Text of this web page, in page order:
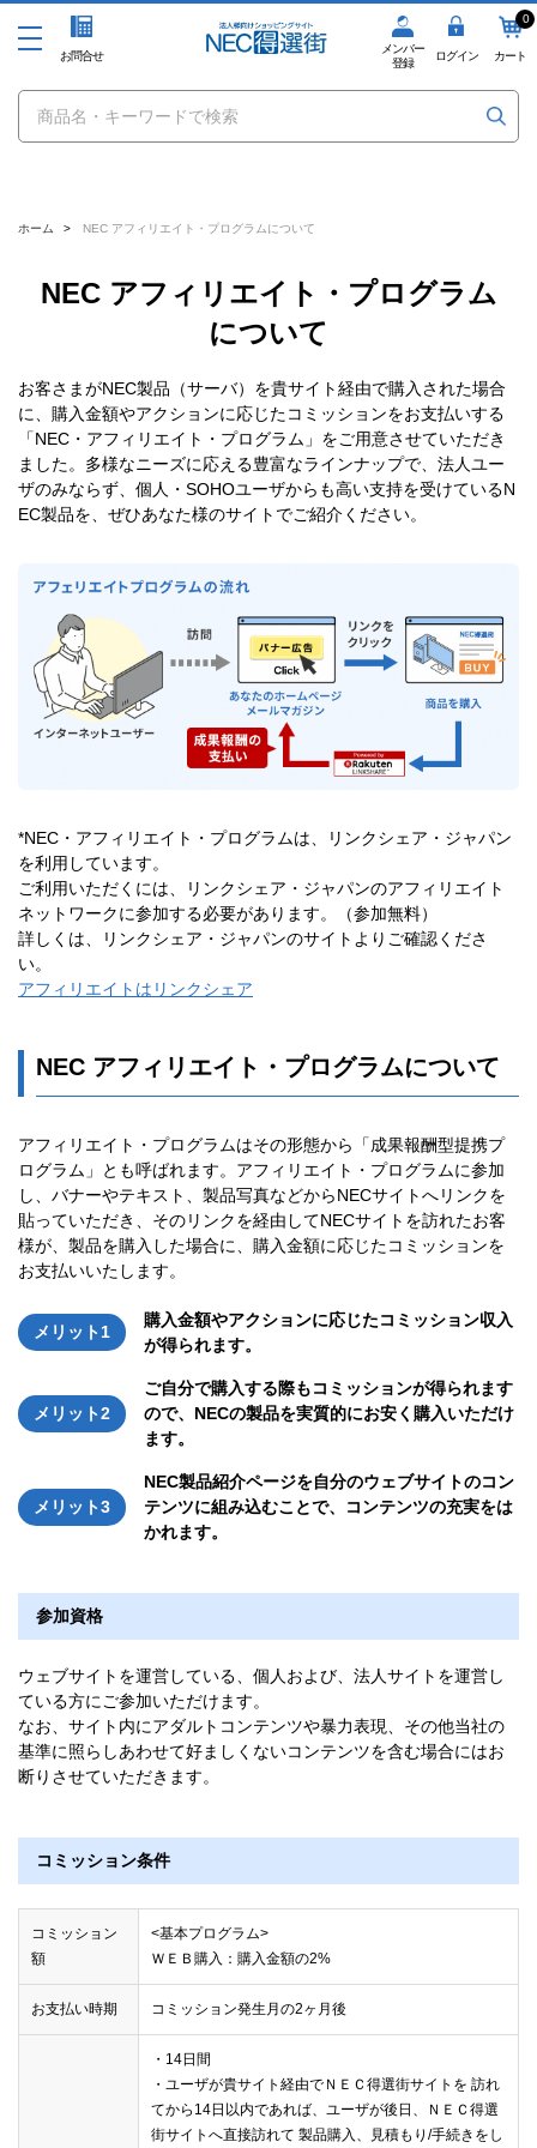
お問合せ
メンバー
登録
ログイン
0
カート
ホーム > NEC アフィリエイト・プログラムについて
NEC アフィリエイト・プログラム
について
お客さまがNEC製品（サーバ）を貴サイト経由で購入された場合
に、購入金額やアクションに応じたコミッションをお支払いする
「NEC・アフィリエイト・プログラム」をご用意させていただき
ました。多様なニーズに応える豊富なラインナップで、法人ユー
ザのみならず、個人・SOHOユーザからも高い支持を受けているN
EC製品を、ぜひあなた様のサイトでご紹介ください。
*NEC・アフィリエイト・プログラムは、リンクシェア・ジャパン
を利用しています。
ご利用いただくには、リンクシェア・ジャパンのアフィリエイト
ネットワークに参加する必要があります。（参加無料）
詳しくは、リンクシェア・ジャパンのサイトよりご確認くださ
い。
アフィリエイトはリンクシェア
NEC アフィリエイト・プログラムについて
アフィリエイト・プログラムはその形態から「成果報酬型提携プ
ログラム」とも呼ばれます。アフィリエイト・プログラムに参加
し、バナーやテキスト、製品写真などからNECサイトへリンクを
貼っていただき、そのリンクを経由してNECサイトを訪れたお客
様が、製品を購入した場合に、購入金額に応じたコミッションを
お支払いいたします。
メリット1
購入金額やアクションに応じたコミッション収入
が得られます。
メリット2
ご自分で購入する際もコミッションが得られます
ので、NECの製品を実質的にお安く購入いただけ
ます。
メリット3
NEC製品紹介ページを自分のウェブサイトのコン
テンツに組み込むことで、コンテンツの充実をは
かれます。
参加資格
ウェブサイトを運営している、個人および、法人サイトを運営し
ている方にご参加いただけます。
なお、サイト内にアダルトコンテンツや暴力表現、その他当社の
基準に照らしあわせて好ましくないコンテンツを含む場合にはお
断りさせていただきます。
コミッション条件
コミッション
額
<基本プログラム>
ＷＥＢ購入：購入金額の2%
お支払い時期 コミッション発生月の2ヶ月後
・14日間
・ユーザが貴サイト経由でＮＥＣ得選街サイトを 訪れ
てから14日以内であれば、ユーザが後日、ＮＥＣ得選
街サイトへ直接訪れて 製品購入、見積もり/手続きをし